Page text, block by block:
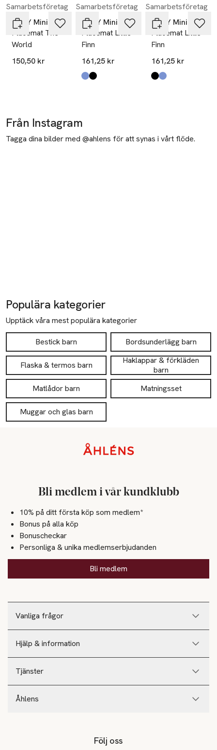
Hoppa över bildspelet
Samarbetsföretag
OYOY Mini
Placemat The
World
150,50 kr
Samarbetsföretag
OYOY Mini
Placemat Little
Finn
161,25 kr
Produkten finns i färgerna:
ice blue
rubber
Samarbetsföretag
OYOY Mini
Placemat Little
Finn
161,25 kr
Produkten finns i
rubber
ice blue
Från Instagram
Tagga dina bilder med @ahlens för att synas i vårt flöde.
Populära kategorier
Upptäck våra mest populära kategorier
Bestick barn Bordsunderlägg barn
Flaska & termos barn
Haklappar & förkläden
barn
Matlådor barn
Matningsset
Muggar och glas barn
Vanliga frågor
Hjälp & information
Tjänster
Åhlens
Bli medlem i vår kundklubb
10% på ditt första köp som medlem*
Bonus på alla köp
Bonuscheckar
Personliga & unika medlemserbjudanden
Bli medlem
Följ oss